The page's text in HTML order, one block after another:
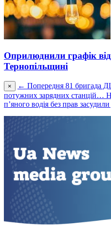
Оприлюднили графік
Тернопільщині
× ← Попередня 81 бригада
потужних зарядних станцій…
п’яного водія без прав